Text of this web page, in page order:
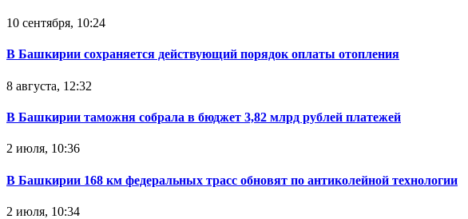
10 сентября, 10:24
В Башкирии сохраняется действующий порядок оплаты отопления
8 августа, 12:32
В Башкирии таможня собрала в бюджет 3,82 млрд рублей платежей
2 июля, 10:36
В Башкирии 168 км федеральных трасс обновят по антиколейной технологии
2 июля, 10:34